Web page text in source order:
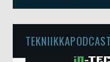
TEKNIIKKAPODCAST